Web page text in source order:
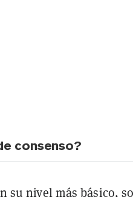
consenso?
su nivel más básico,